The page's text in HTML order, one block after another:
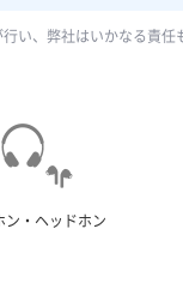
い、弊社はいかなる責任
ン・ヘッドホン